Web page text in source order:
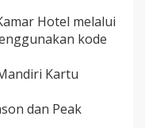
Hotel melalui
kode
Kartu
dan Peak